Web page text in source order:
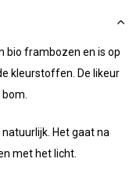
bio frambozen en is op
kleurstoffen. De likeur
Het gaat na
met het licht.